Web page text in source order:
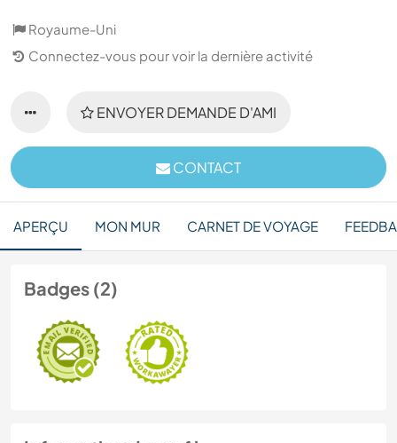
Royaume-Uni
Connectez-vous pour voir la dernière activité
ENVOYER DEMANDE D'AMI
CONTACT
APERÇU MON MUR CARNET DE VOYAGE
Badges (2)